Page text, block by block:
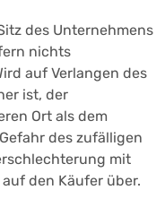
des Unternehmens
nichts
auf Verlangen des
ist, der
Ort als dem
des zufälligen
mit
den Käufer über.